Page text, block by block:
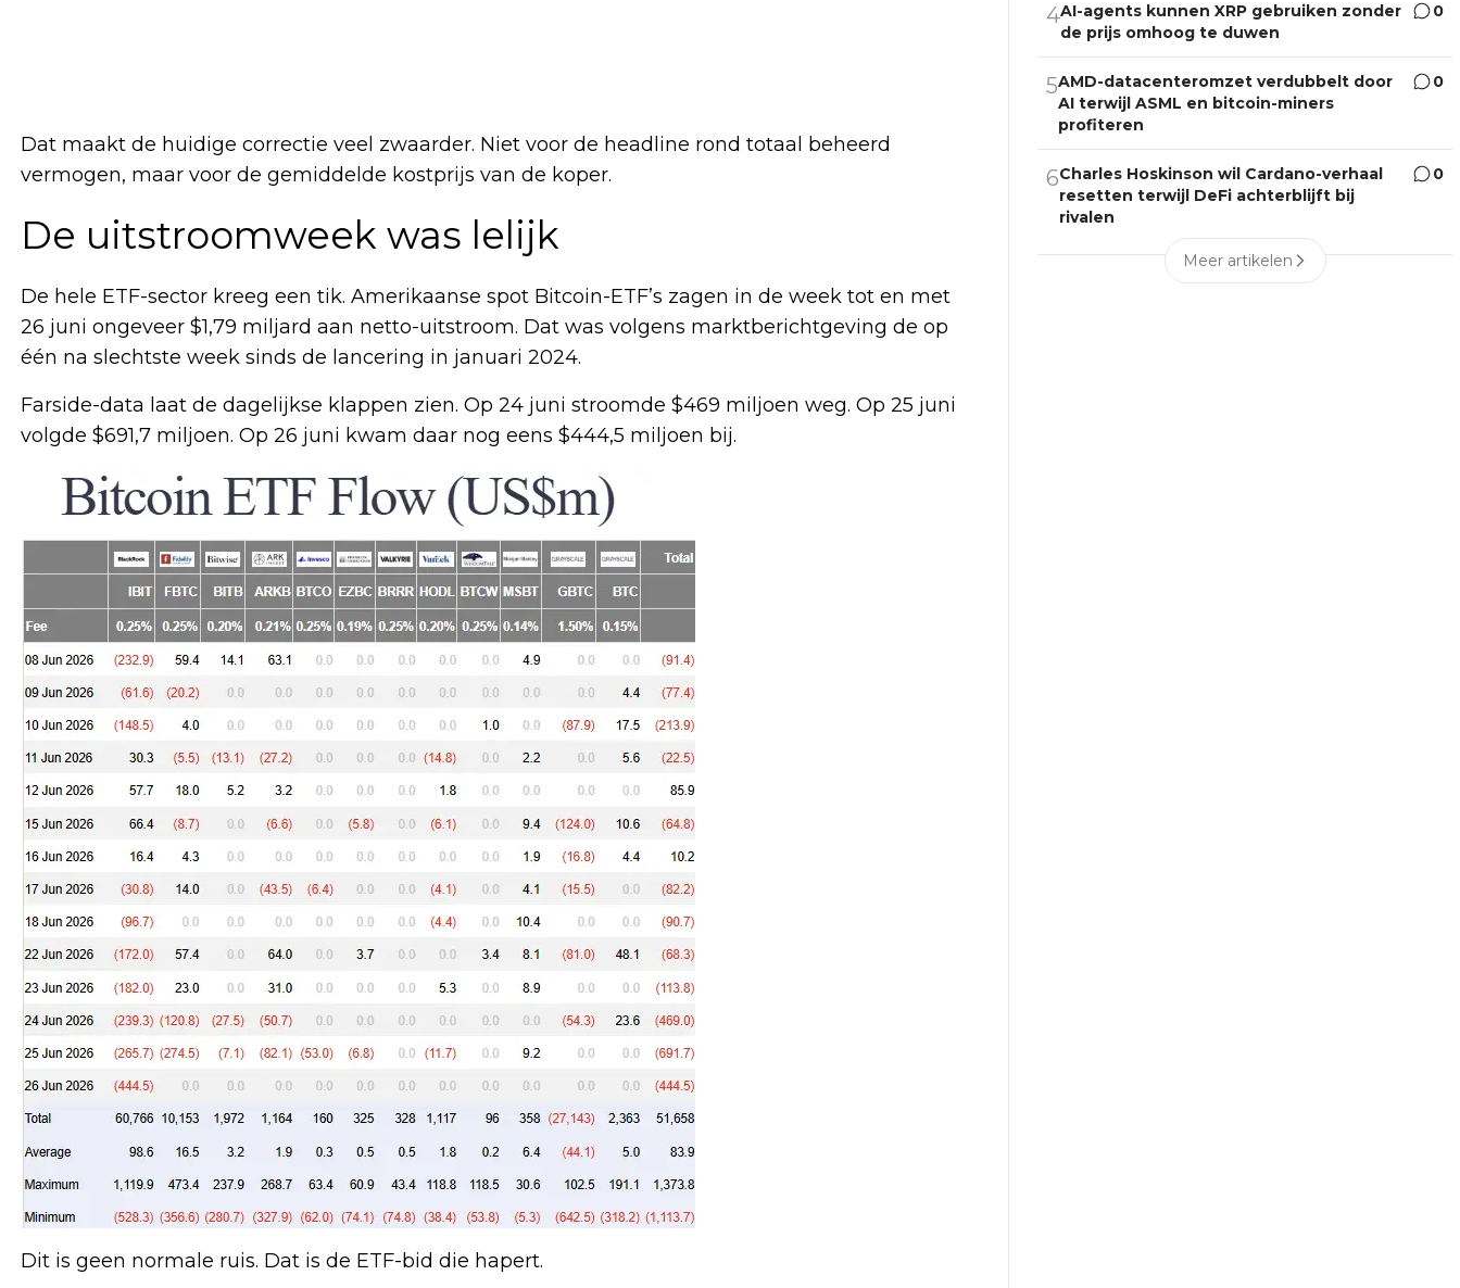
Dat maakt de huidige correctie veel zwaarder. Niet voor de headline rond totaal beheerd
vermogen, maar voor de gemiddelde kostprijs van de koper.
De uitstroomweek was lelijk
De hele ETF-sector kreeg een tik. Amerikaanse spot Bitcoin-ETF’s zagen in de week tot en met
26 juni ongeveer $1,79 miljard aan netto-uitstroom. Dat was volgens marktberichtgeving de op
één na slechtste week sinds de lancering in januari 2024.
Farside-data laat de dagelijkse klappen zien. Op 24 juni stroomde $469 miljoen weg. Op 25 juni
volgde $691,7 miljoen. Op 26 juni kwam daar nog eens $444,5 miljoen bij.
Dit is geen normale ruis. Dat is de ETF-bid die hapert.
4AI-agents kunnen XRP gebruiken zonder
de prijs omhoog te duwen
0
5AMD-datacenteromzet verdubbelt door
AI terwijl ASML en bitcoin-miners
profiteren
0
6Charles Hoskinson wil Cardano-verhaal
resetten terwijl DeFi achterblijft bij
rivalen
0
Meer artikelen